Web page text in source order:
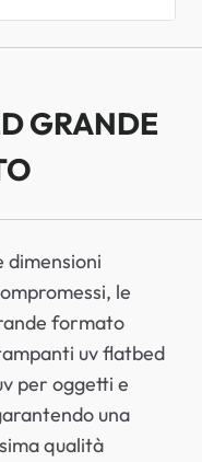
GRANDE
dimensioni
le
formato
uv flatbed
per oggetti e
una
qualità